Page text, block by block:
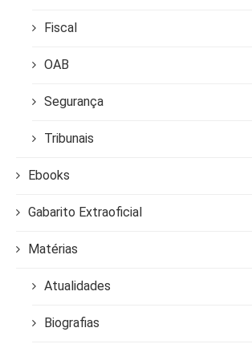
Fiscal
OAB
Segurança
Tribunais
Ebooks
Gabarito Extraoficial
Matérias
Atualidades
Biografias